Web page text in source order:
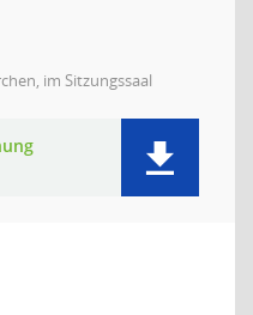
im Sitzungssaal